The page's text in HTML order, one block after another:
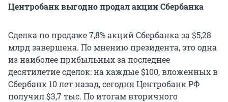
Центробанк выгодно продал акции Сбербанка
Сделка по продаже 7,8% акций Сбербанка за $5,28
млрд завершена. По мнению президента, это одна
из наиболее прибыльных за последнее
десятилетие сделок: на каждые $100, вложенных в
Сбербанк 10 лет назад, сегодня Центробанк РФ
получил $3,7 тыс. По итогам вторичного